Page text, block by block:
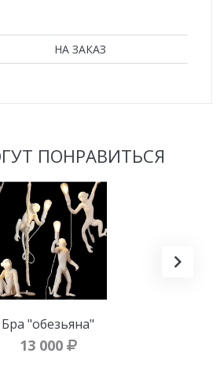
НА ЗАКАЗ
ПОНРАВИТЬСЯ
Бра "обезьяна"
13 000